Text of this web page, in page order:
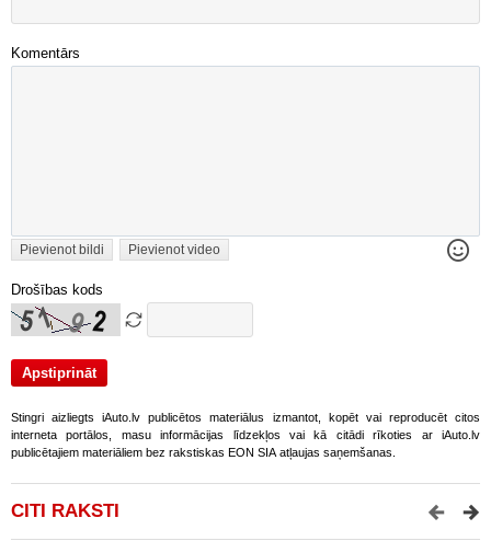
Komentārs
Pievienot bildi Pievienot video
Drošības kods
Stingri aizliegts iAuto.lv publicētos materiālus izmantot, kopēt vai reproducēt citos
interneta portālos, masu informācijas līdzekļos vai kā citādi rīkoties ar iAuto.lv
publicētajiem materiāliem bez rakstiskas EON SIA atļaujas saņemšanas.
CITI RAKSTI